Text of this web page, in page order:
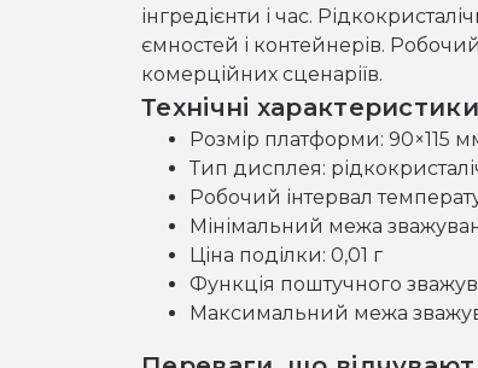
інгредієнти і час.
ємностей і контейнерів.
комерційних сценаріїв.
Технічні характеристики
Розмір платформи: 90×115
Тип дисплея:
Робочий інтервал
Мінімальний межа
Ціна поділки: 0,01 г
Функція поштучного
Максимальний межа